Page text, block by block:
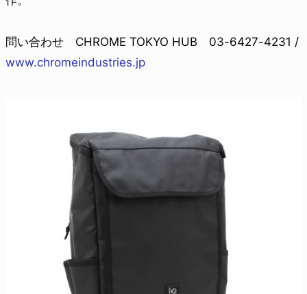
問い合わせ CHROME TOKYO HUB 03-6427-4231 /
www.chromeindustries.jp